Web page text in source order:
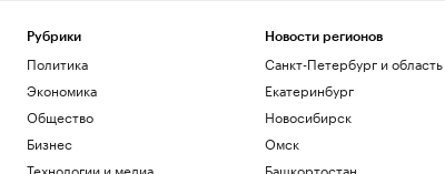
Рубрики
Политика
Экономика
Общество
Бизнес
Технологии и медиа
Новости регионов
Санкт-Петербург и область
Екатеринбург
Новосибирск
Омск
Башкортостан